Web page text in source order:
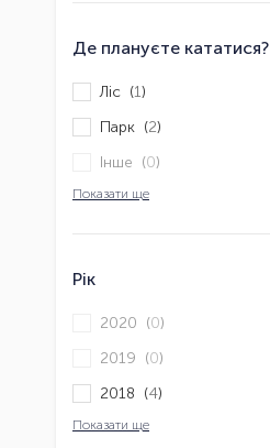
Де плануєте кататися?
Ліс (1)
Парк (2)
Інше (0)
Показати ще
Рік
2020 (0)
2019 (0)
2018 (4)
Показати ще